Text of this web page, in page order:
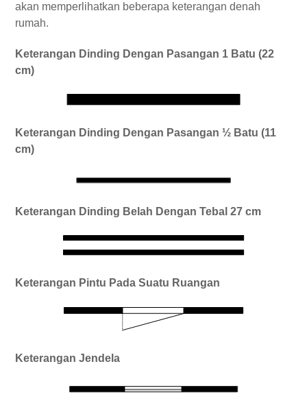
akan memperlihatkan beberapa keterangan denah
rumah.
Keterangan Dinding Dengan Pasangan 1 Batu (22
cm)
Keterangan Dinding Dengan Pasangan ½ Batu (11
cm)
Keterangan Dinding Belah Dengan Tebal 27 cm
Keterangan Pintu Pada Suatu Ruangan
Keterangan Jendela